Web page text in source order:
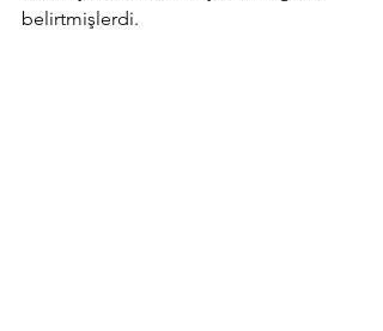
belirtmişlerdi.